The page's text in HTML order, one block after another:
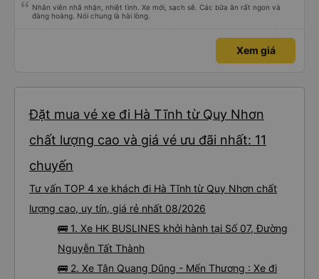
Nhân viên nhã nhặn, nhiệt tình. Xe mới, sạch sẽ. Các bữa ăn rất ngon và
đàng hoàng. Nói chung là hài lòng.
Xem giá
Đặt mua vé xe đi Hà Tĩnh từ Quy Nhơn
chất lượng cao và giá vé ưu đãi nhất: 11
chuyến
Tư vấn TOP 4 xe khách đi Hà Tĩnh từ Quy Nhơn chất
lượng cao, uy tín, giá rẻ nhất 08/2026
🚌 1. Xe HK BUSLINES khởi hành tại Số 07, Đường
Nguyễn Tất Thành
🚌 2. Xe Tân Quang Dũng - Mến Thương : Xe đi